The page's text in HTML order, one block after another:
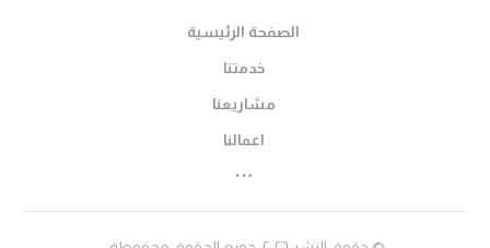
الصفحة الرئيسية
خدمتنا
مشاريعنا
اعمالنا